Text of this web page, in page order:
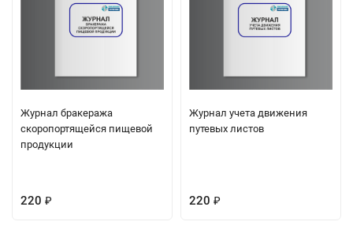
Журнал бракеража
скоропортящейся пищевой
продукции
220 ₽
Журнал учета движения
путевых листов
220 ₽